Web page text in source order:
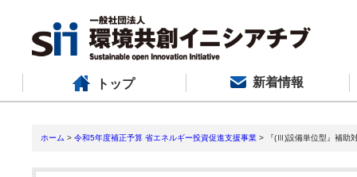
トップ 新着情報
ホーム > 令和5年度補正予算 省エネルギー投資促進支援事業 > 『(Ⅲ)設備単位型』補助